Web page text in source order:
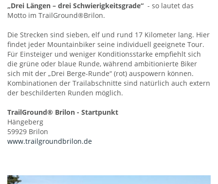
„Drei Längen – drei Schwierigkeitsgrade“ - so lautet das
Motto im TrailGround®Brilon.
Die Strecken sind sieben, elf und rund 17 Kilometer lang. Hier
findet jeder Mountainbiker seine individuell geeignete Tour.
Für Einsteiger und weniger Konditionsstarke empfiehlt sich
die grüne oder blaue Runde, während ambitionierte Biker
sich mit der „Drei Berge-Runde“ (rot) auspowern können.
Kombinationen der Trailabschnitte sind natürlich auch extern
der beschilderten Runden möglich.
TrailGround® Brilon - Startpunkt
Hängeberg
59929 Brilon
www.trailgroundbrilon.de